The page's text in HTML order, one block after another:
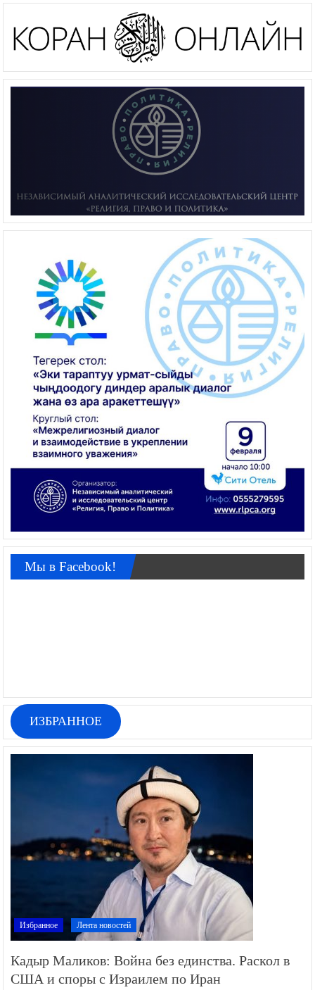
Мы в Facebook!
ИЗБРАННОЕ
Избранное Лента новостей
Кадыр Маликов: Война без единства. Раскол в
США и споры с Израилем по Иран